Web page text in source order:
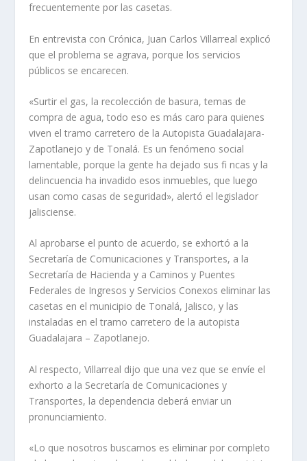
frecuentemente por las casetas.
En entrevista con Crónica, Juan Carlos Villarreal explicó
que el problema se agrava, porque los servicios
públicos se encarecen.
«Surtir el gas, la recolección de basura, temas de
compra de agua, todo eso es más caro para quienes
viven el tramo carretero de la Autopista Guadalajara-
Zapotlanejo y de Tonalá. Es un fenómeno social
lamentable, porque la gente ha dejado sus fi ncas y la
delincuencia ha invadido esos inmuebles, que luego
usan como casas de seguridad», alertó el legislador
jalisciense.
Al aprobarse el punto de acuerdo, se exhortó a la
Secretaría de Comunicaciones y Transportes, a la
Secretaría de Hacienda y a Caminos y Puentes
Federales de Ingresos y Servicios Conexos eliminar las
casetas en el municipio de Tonalá, Jalisco, y las
instaladas en el tramo carretero de la autopista
Guadalajara – Zapotlanejo.
Al respecto, Villarreal dijo que una vez que se envíe el
exhorto a la Secretaría de Comunicaciones y
Transportes, la dependencia deberá enviar un
pronunciamiento.
«Lo que nosotros buscamos es eliminar por completo